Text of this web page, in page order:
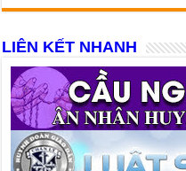
LIÊN KẾT NHANH